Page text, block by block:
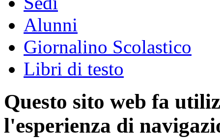
Alunni
Giornalino Scolastico
Libri di testo
Questo sito web fa
l'esperienza di